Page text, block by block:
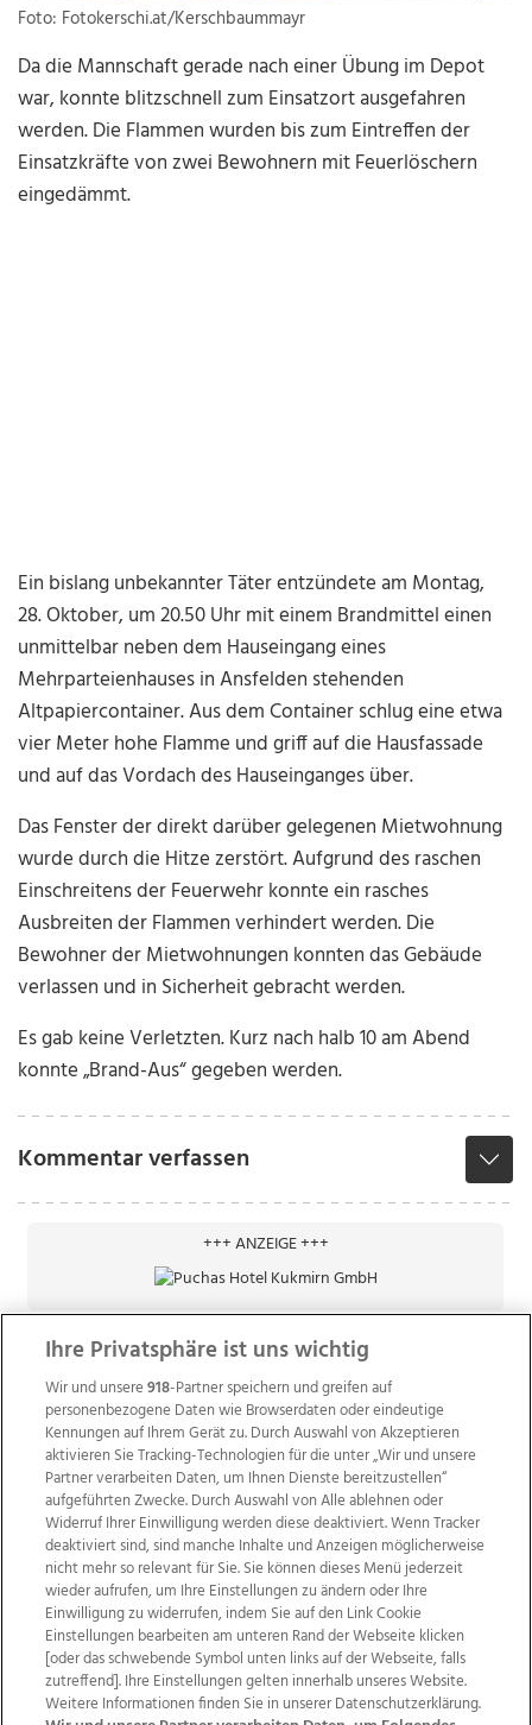
Foto: Fotokerschi.at/Kerschbaummayr
Da die Mannschaft gerade nach einer Übung im Depot
war, konnte blitzschnell zum Einsatzort ausgefahren
werden. Die Flammen wurden bis zum Eintreffen der
Einsatzkräfte von zwei Bewohnern mit Feuerlöschern
eingedämmt.
Ein bislang unbekannter Täter entzündete am Montag,
28. Oktober, um 20.50 Uhr mit einem Brandmittel einen
unmittelbar neben dem Hauseingang eines
Mehrparteienhauses in Ansfelden stehenden
Altpapiercontainer. Aus dem Container schlug eine etwa
vier Meter hohe Flamme und griff auf die Hausfassade
und auf das Vordach des Hauseinganges über.
Das Fenster der direkt darüber gelegenen Mietwohnung
wurde durch die Hitze zerstört. Aufgrund des raschen
Einschreitens der Feuerwehr konnte ein rasches
Ausbreiten der Flammen verhindert werden. Die
Bewohner der Mietwohnungen konnten das Gebäude
verlassen und in Sicherheit gebracht werden.
Es gab keine Verletzten. Kurz nach halb 10 am Abend
konnte „Brand-Aus“ gegeben werden.
Kommentar verfassen
+++ ANZEIGE +++
Wir über uns Mediadaten Kontakt
Jobs
Datenschutz
Impressum
AGB Anzeigekunden
AGB Website
Ehrenkodex Politische Werbung
Ihre Privatsphäre ist uns wichtig
Wir und unsere918-Partner speichern und greifen auf
personenbezogene Daten wie Browserdaten oder eindeutige
Kennungen auf Ihrem Gerät zu. Durch Auswahl von Akzeptieren
aktivieren Sie Tracking-Technologien für die unter „Wir und unsere
Partner verarbeiten Daten, um Ihnen Dienste bereitzustellen“
aufgeführten Zwecke. Durch Auswahl von Alle ablehnen oder
Widerruf Ihrer Einwilligung werden diese deaktiviert. Wenn Tracker
deaktiviert sind, sind manche Inhalte und Anzeigen möglicherweise
nicht mehr so relevant für Sie. Sie können dieses Menü jederzeit
wieder aufrufen, um Ihre Einstellungen zu ändern oder Ihre
Einwilligung zu widerrufen, indem Sie auf den Link Cookie
Einstellungen bearbeiten am unteren Rand der Webseite klicken
[oder das schwebende Symbol unten links auf der Webseite, falls
zutreffend]. Ihre Einstellungen gelten innerhalb unseres Website.
Weitere Informationen finden Sie in unserer Datenschutzerklärung.